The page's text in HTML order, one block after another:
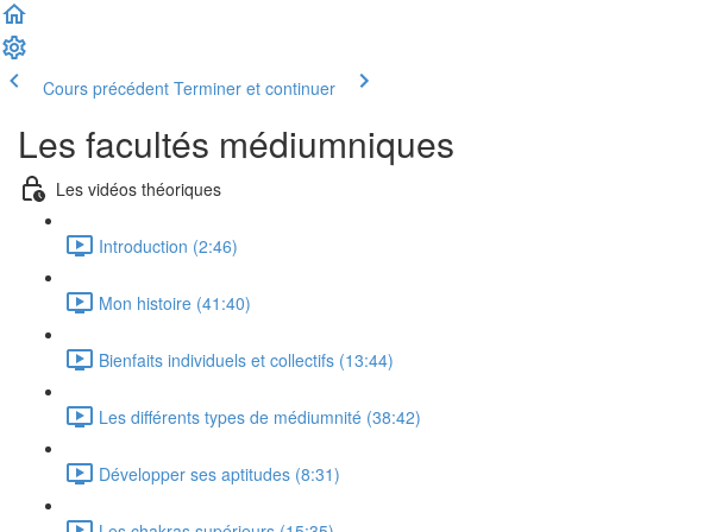
Cours précédent Terminer et continuer
Les facultés médiumniques
Les vidéos théoriques
Introduction (2:46)
Mon histoire (41:40)
Bienfaits individuels et collectifs (13:44)
Les différents types de médiumnité (38:42)
Développer ses aptitudes (8:31)